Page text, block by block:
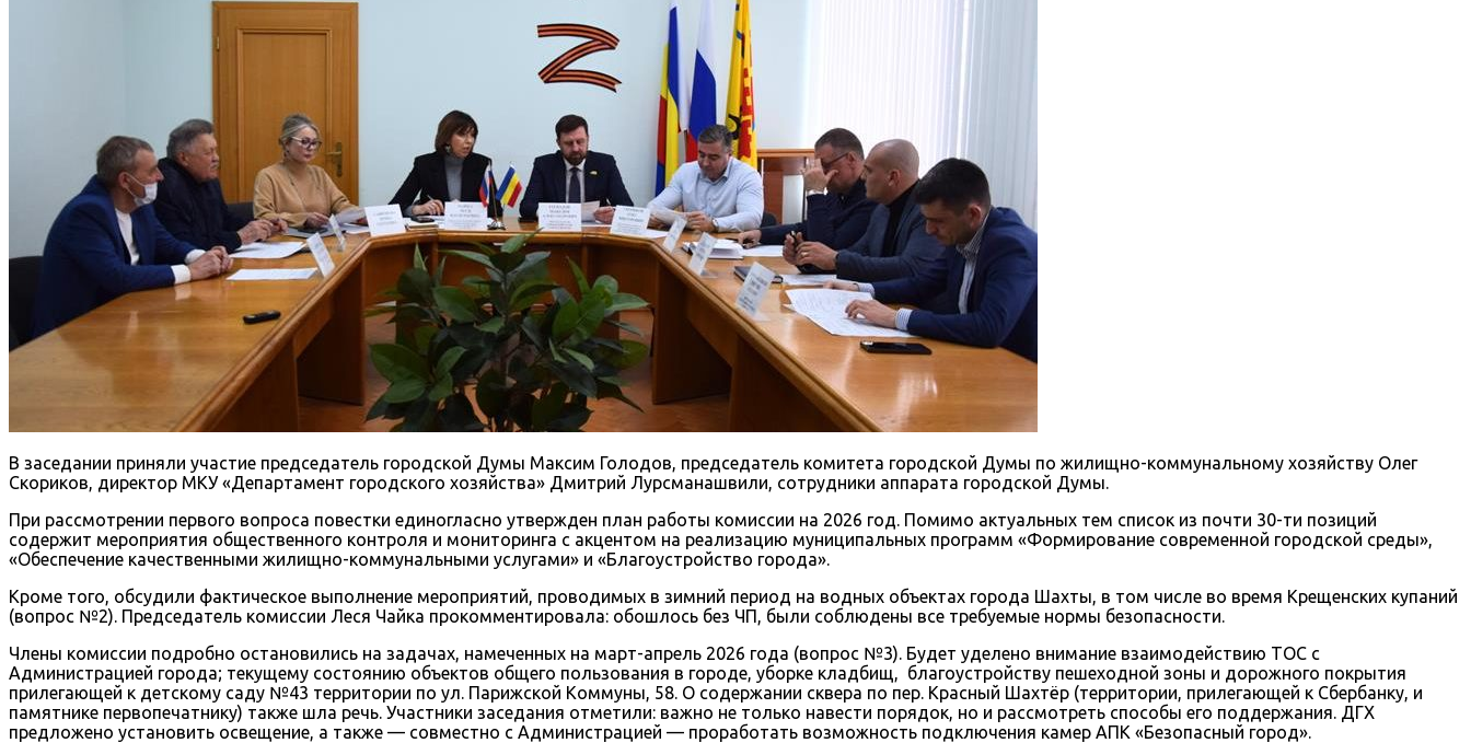
В заседании приняли участие председатель городской Думы Максим Голодов, председатель комитета городской Думы по жилищно-коммунальному хозяйству Олег
Скориков, директор МКУ «Департамент городского хозяйства» Дмитрий Лурсманашвили, сотрудники аппарата городской Думы.
При рассмотрении первого вопроса повестки единогласно утвержден план работы комиссии на 2026 год. Помимо актуальных тем список из почти 30-ти позиций
содержит мероприятия общественного контроля и мониторинга с акцентом на реализацию муниципальных программ «Формирование современной городской среды»,
«Обеспечение качественными жилищно-коммунальными услугами» и «Благоустройство города».
Кроме того, обсудили фактическое выполнение мероприятий, проводимых в зимний период на водных объектах города Шахты, в том числе во время Крещенских купаний
(вопрос №2). Председатель комиссии Леся Чайка прокомментировала: обошлось без ЧП, были соблюдены все требуемые нормы безопасности.
Члены комиссии подробно остановились на задачах, намеченных на март-апрель 2026 года (вопрос №3). Будет уделено внимание взаимодействию ТОС с
Администрацией города; текущему состоянию объектов общего пользования в городе, уборке кладбищ, благоустройству пешеходной зоны и дорожного покрытия
прилегающей к детскому саду №43 территории по ул. Парижской Коммуны, 58. О содержании сквера по пер. Красный Шахтёр (территории, прилегающей к Сбербанку, и
памятнике первопечатнику) также шла речь. Участники заседания отметили: важно не только навести порядок, но и рассмотреть способы его поддержания. ДГХ
предложено установить освещение, а также — совместно с Администрацией — проработать возможность подключения камер АПК «Безопасный город».